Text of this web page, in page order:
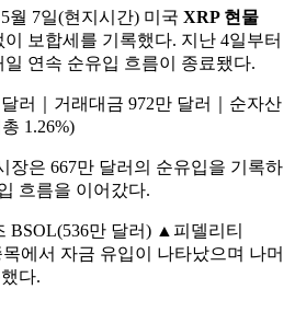
월 7일(현지시간) 미국 XRP 현물
보합세를 기록했다. 지난 4일부터
연속 순유입 흐름이 종료됐다.
러｜거래대금 972만 달러｜순자산
1.26%)
장은 667만 달러의 순유입을 기록하
흐름을 이어갔다.
BSOL(536만 달러) ▲피델리티
에서 자금 유입이 나타났으며 나머
다.